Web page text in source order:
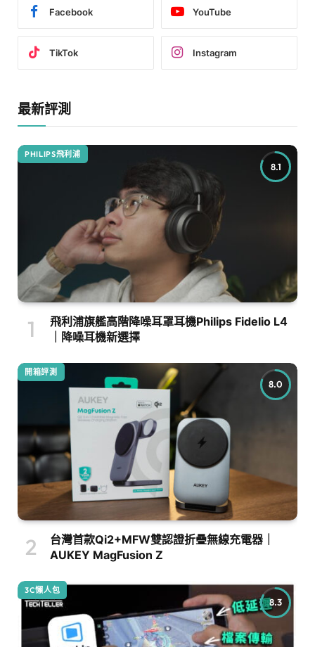
Facebook YouTube
TikTok Instagram
最新評測
8.1
PHILIPS飛利浦
飛利浦旗艦高階降噪耳罩耳機Philips Fidelio L4
｜降噪耳機新選擇
8.0
開箱評測
台灣首款Qi2+MFW雙認證折疊無線充電器｜
AUKEY MagFusion Z
8.3
3C懶人包